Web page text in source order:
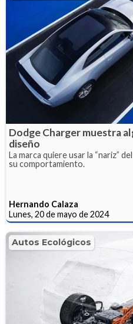
Dodge Charger muestra
diseño
La marca quiere usar la “nariz”
su comportamiento.
Hernando Calaza
Lunes, 20 de mayo de 2024
Autos Ecológicos